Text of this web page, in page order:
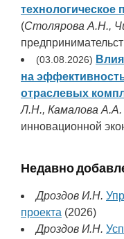
технологическое
(Столярова А.Н.,
(03.08.2026)
на
отраслевых
Л.Н., Камалова А.А.
инновационной
Недавно
Дроздов И.Н.
проекта (2026)
Дроздов И.Н.